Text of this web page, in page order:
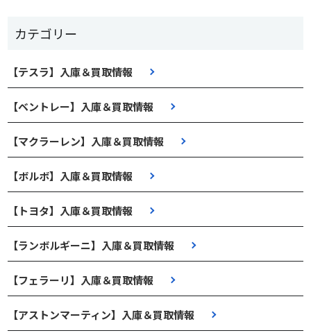
カテゴリー
【テスラ】入庫＆買取情報
【ベントレー】入庫＆買取情報
【マクラーレン】入庫＆買取情報
【ボルボ】入庫＆買取情報
【トヨタ】入庫＆買取情報
【ランボルギーニ】入庫＆買取情報
【フェラーリ】入庫＆買取情報
【アストンマーティン】入庫＆買取情報